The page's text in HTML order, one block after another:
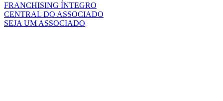
FRANCHISING ÍNTEGRO
CENTRAL DO ASSOCIADO
SEJA UM ASSOCIADO